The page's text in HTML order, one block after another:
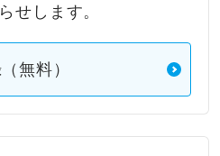
せします。
無料）